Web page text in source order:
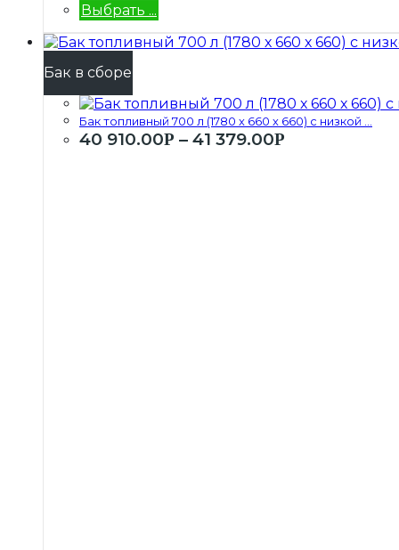
Выбрать ...
Бак в сборе
Бак топливный 700 л (1780 х 660 х 660) с низкой ...
40 910.00Р – 41 379.00Р